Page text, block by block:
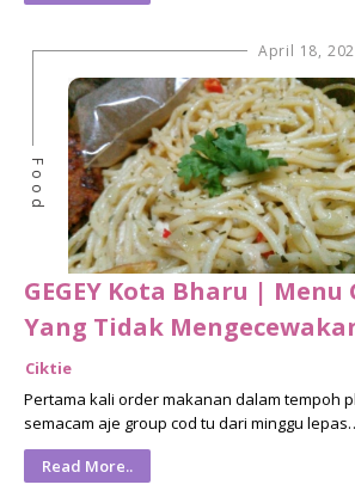
April 18,
Food
GEGEY Kota Bharu | Menu
Yang Tidak
Ciktie
Pertama kali order makanan dalam tempoh
semacam aje group cod tu dari minggu
Read More..